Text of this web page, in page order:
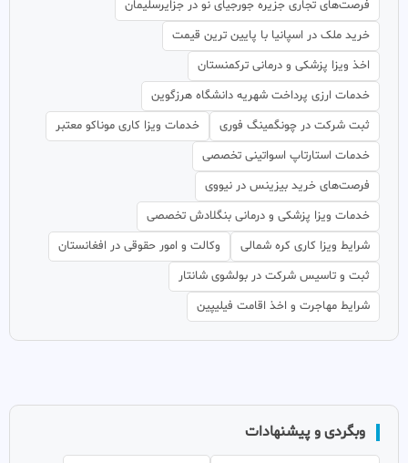
فرصت‌های تجاری جزیره جورجیای نو در جزایرسلیمان
خرید ملک در اسپانیا با پایین ترین قیمت
اخذ ویزا پزشکی و درمانی ترکمنستان
خدمات ارزی پرداخت شهریه دانشگاه هرزگوین
ثبت شرکت در چونگمینگ فوری
خدمات ویزا کاری موناکو معتبر
خدمات استارتاپ اسواتینی تخصصی
فرصت‌های خرید بیزینس در نیووی
خدمات ویزا پزشکی و درمانی بنگلادش تخصصی
شرایط ویزا کاری کره شمالی
وکالت و امور حقوقی در افغانستان
ثبت و تاسیس شرکت در بولشوی شانتار
شرایط مهاجرت و اخذ اقامت فیلیپین
وبگردی و پیشنهادات